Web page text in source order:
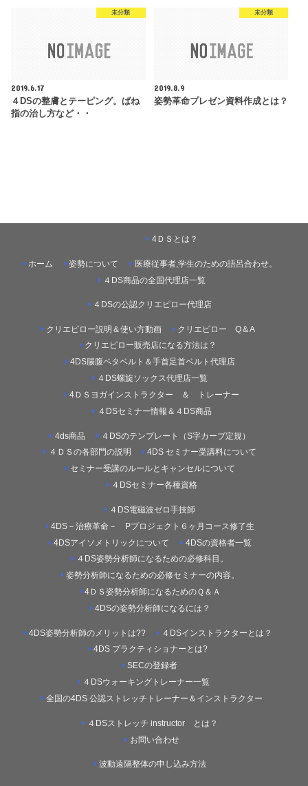
未分類
2019.6.17
４DSの整膚とテーピング。ばね
指の治し方など・・
未分類
2019.8.9
姿勢革命プレゼン資料作成とは？
ホーム
4ＤＳとは？
姿勢について
医療従事者,学生のための語呂合わせ。
４DS商品の全国代理店一覧
４DSの公認クリエピロー代理店
クリエピロー説明＆使い方動画
クリエピロー Q＆A
クリエピロー販売店になる方法は？
4DS腸腹ペタベルト＆手首足首ベルト代理店
４DS螺旋ソックス代理店一覧
4ＤＳヨガインストラクター ＆ トレーナー
４DSセミナー情報＆４DS商品
4ds商品
４DSのテンプレート（S字カーブ定規）
４ＤＳの各部門の説明
4DS セミナー受講料について
セミナー受講のルールとキャンセルについて
４DSセミナー各種資格
４DS電磁波ゼロ手技師
4DS－治療革命－ Pプロジェクト６ヶ月コース修了生
4DSアイソメトリックについて
4DSの資格者一覧
４DS姿勢分析師になるための必修科目。
姿勢分析師になるための必修セミナーの内容。
4ＤＳ姿勢分析師になるためのＱ＆Ａ
4DSの姿勢分析師になるには？
4DS姿勢分析師のメリットは??
４DSインストラクターとは？
4DS プラクティショナーとは?
SECの登録者
４DSウォーキングトレーナー一覧
全国の4DS 公認ストレッチトレーナー＆インストラクター
４DSストレッチ instructor とは？
お問い合わせ
波動遠隔整体の申し込み方法